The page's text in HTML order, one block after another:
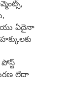
ఏదైనా
లేదా